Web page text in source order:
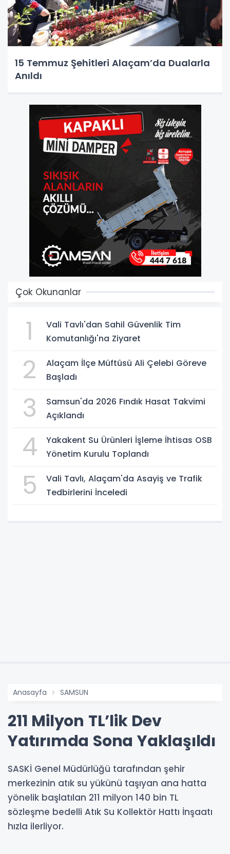
15 Temmuz Şehitleri Alaçam’da Dualarla
Anıldı
Çok Okunanlar
1
Vali Tavlı'dan Sahil Güvenlik Tim
Komutanlığı'na Ziyaret
2
Alaçam İlçe Müftüsü Ali Çelebi Göreve
Başladı
3
Samsun'da 2026 Fındık Hasat Takvimi
Açıklandı
4
Yakakent Su Ürünleri İşleme İhtisas OSB
Yönetim Kurulu Toplandı
5
Vali Tavlı, Alaçam'da Asayiş ve Trafik
Tedbirlerini İnceledi
Anasayfa SAMSUN
211 Milyon TL’lik Dev
Yatırımda Sona Yaklaşıldı
SASKİ Genel Müdürlüğü tarafından şehir
merkezinin atık su yükünü taşıyan ana hatta
yönelik başlatılan 211 milyon 140 bin TL
sözleşme bedelli Atık Su Kollektör Hattı İnşaatı
hızla ilerliyor.